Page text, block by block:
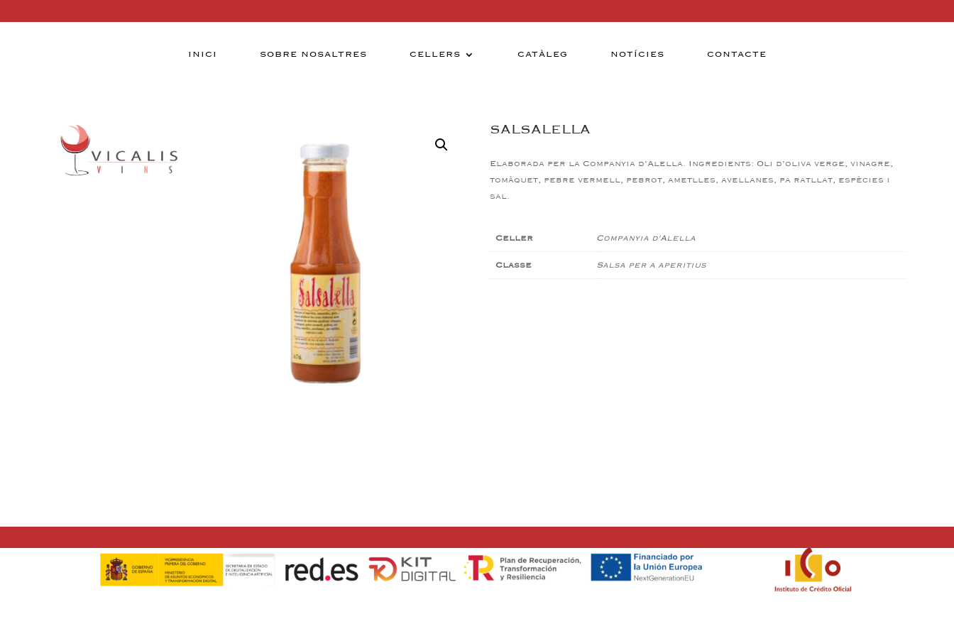
INICI SOBRE NOSALTRES CELLERS CATÀLEG NOTÍCIES CONTACTE
SALSALELLA
Elaborada per la Companyia d’Alella. Ingredients: Oli d’oliva verge, vinagre,
tomàquet, pebre vermell, pebrot, ametlles, avellanes, pa ratllat, espècies i
sal.
Celler Companyia d'Alella
Classe Salsa per a aperitius